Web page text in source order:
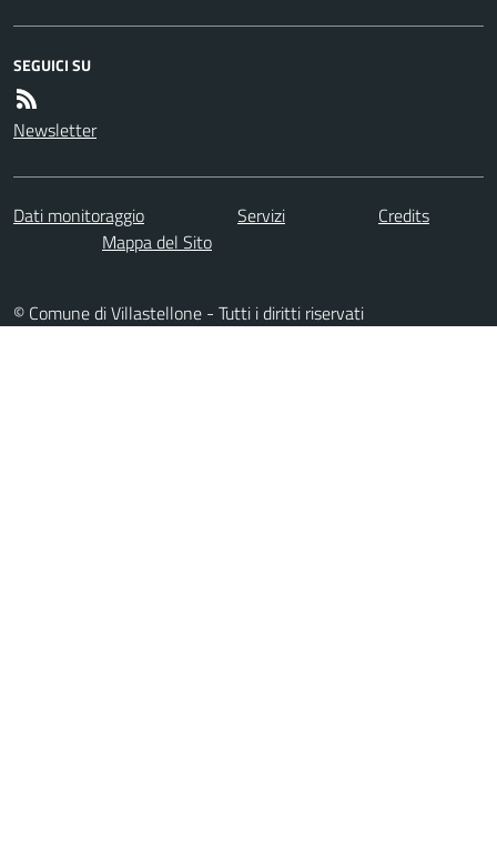
SEGUICI SU
Newsletter
Dati monitoraggio Servizi
Credits
Mappa del Sito
© Comune di Villastellone - Tutti i diritti riservati